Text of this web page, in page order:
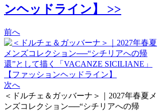
ンヘッドライン】 >>
前へ
次へ
＜ドルチェ＆ガッバーナ＞｜2027年春夏メ
ンズコレクション──“シチリアへの帰